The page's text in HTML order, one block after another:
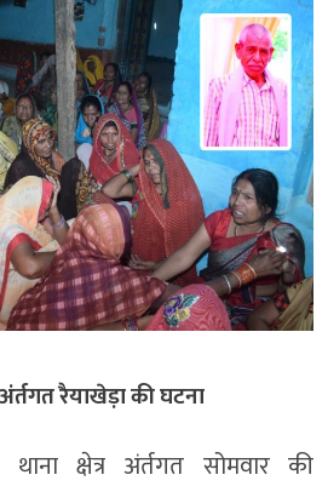
अंर्तगत रैयाखेड़ा की घटना
थाना क्षेत्र अंर्तगत सोमवार की